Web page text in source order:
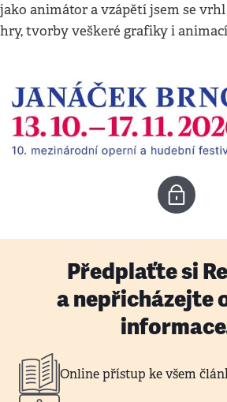
jako animátor a vzápětí jsem se
hry, tvorby veškeré grafiky i
Předplaťte si
a nepřicházejte
Online přístup ke všem